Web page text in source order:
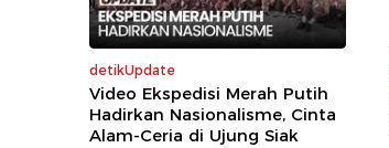
detikUpdate
Video Ekspedisi Merah Putih
Hadirkan Nasionalisme, Cinta
Alam-Ceria di Ujung Siak